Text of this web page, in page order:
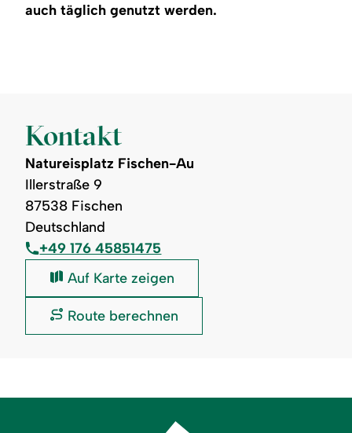
auch täglich genutzt werden.
Kontakt
Natureisplatz Fischen-Au
Illerstraße 9
87538 Fischen
Deutschland
+49 176 45851475
Natureisplatz
Auf Karte zeigen
Natureisplatz
Route berechnen